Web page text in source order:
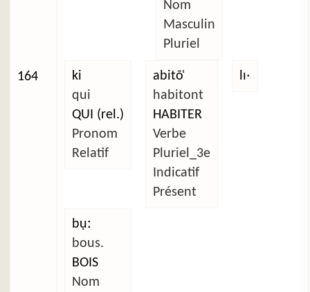
164
Nom
Masculin
Pluriel
ki
qui
QUI (rel.)
Pronom
Relatif
abitõ̜
habitont
HABITER
Verbe
Pluriel_3e
Indicatif
Présent
lɪˑ
bụː
bous.
BOIS
Nom